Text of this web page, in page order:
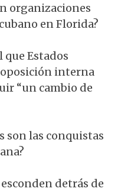
organizaciones
en Florida?
que Estados
interna
“un cambio de
son las conquistas
detrás de